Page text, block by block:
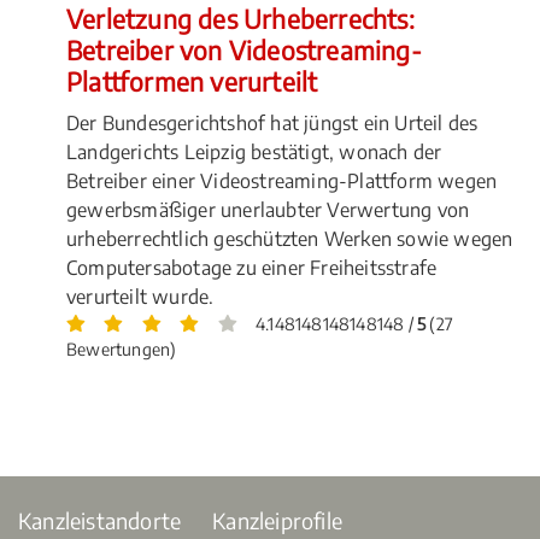
Verletzung des Urheberrechts:
Betreiber von Videostreaming-
Plattformen verurteilt
Der Bundesgerichtshof hat jüngst ein Urteil des
Landgerichts Leipzig bestätigt, wonach der
Betreiber einer Videostreaming-Plattform wegen
gewerbsmäßiger unerlaubter Verwertung von
urheberrechtlich geschützten Werken sowie wegen
Computersabotage zu einer Freiheitsstrafe
verurteilt wurde.
4.148148148148148 /5(27
Bewertungen)
Kanzleistandorte Kanzleiprofile